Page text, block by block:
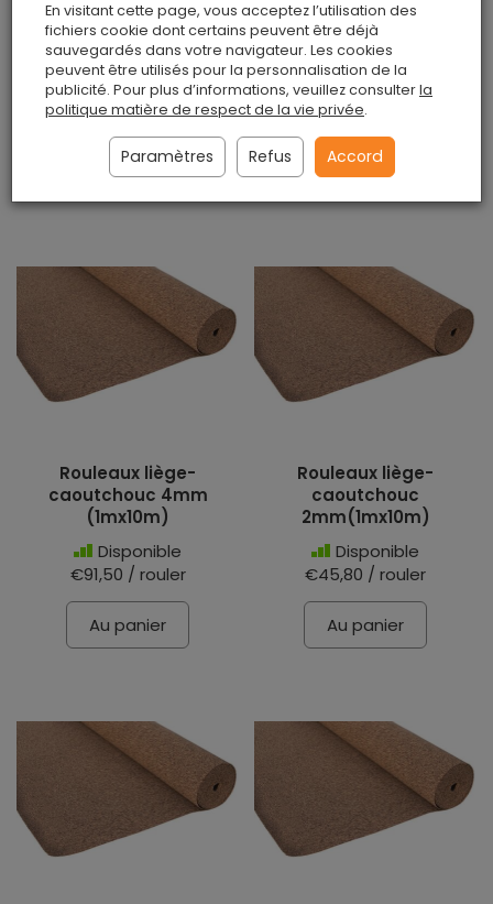
Feuille de liège en
caoutchouc - joints
1000x1000x4mm
Disponible
€34,90 / pièce
Au panier
Feuille de liège en
caoutchouc - joints
1000x1000x5mm
Disponible
€43,50 / pièce
Au panier
Rouleaux liège-
caoutchouc 4mm
(1mx10m)
Disponible
€91,50 / rouler
Au panier
Rouleaux liège-
caoutchouc
2mm(1mx10m)
Disponible
€45,80 / rouler
Au panier
En visitant cette page, vous acceptez l’utilisation des
fichiers cookie dont certains peuvent être déjà
sauvegardés dans votre navigateur. Les cookies
peuvent être utilisés pour la personnalisation de la
publicité. Pour plus d’informations, veuillez consulterla
politique matière de respect de la vie privée.
Paramètres Refus Accord